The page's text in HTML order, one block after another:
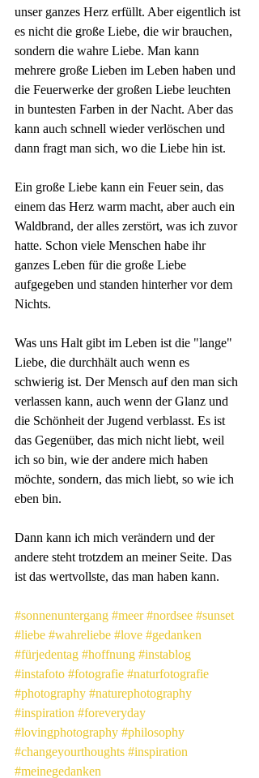
unser ganzes Herz erfüllt. Aber eigentlich ist
es nicht die große Liebe, die wir brauchen,
sondern die wahre Liebe. Man kann
mehrere große Lieben im Leben haben und
die Feuerwerke der großen Liebe leuchten
in buntesten Farben in der Nacht. Aber das
kann auch schnell wieder verlöschen und
dann fragt man sich, wo die Liebe hin ist.
Ein große Liebe kann ein Feuer sein, das
einem das Herz warm macht, aber auch ein
Waldbrand, der alles zerstört, was ich zuvor
hatte. Schon viele Menschen habe ihr
ganzes Leben für die große Liebe
aufgegeben und standen hinterher vor dem
Nichts.
Was uns Halt gibt im Leben ist die "lange"
Liebe, die durchhält auch wenn es
schwierig ist. Der Mensch auf den man sich
verlassen kann, auch wenn der Glanz und
die Schönheit der Jugend verblasst. Es ist
das Gegenüber, das mich nicht liebt, weil
ich so bin, wie der andere mich haben
möchte, sondern, das mich liebt, so wie ich
eben bin.
Dann kann ich mich verändern und der
andere steht trotzdem an meiner Seite. Das
ist das wertvollste, das man haben kann.
#sonnenuntergang #meer #nordsee #sunset
#liebe #wahreliebe #love #gedanken
#fürjedentag #hoffnung #instablog
#instafoto #fotografie #naturfotografie
#photography #naturephotography
#inspiration #foreveryday
#lovingphotography #philosophy
#changeyourthoughts #inspiration
#meinegedanken